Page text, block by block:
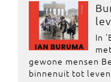
In
gewone mensen
binnenuit tot